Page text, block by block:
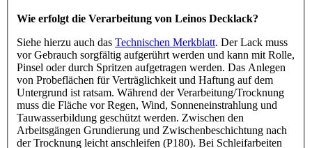
Wie erfolgt die Verarbeitung von Leinos Decklack?
Siehe hierzu auch das Technischen Merkblatt. Der Lack muss
vor Gebrauch sorgfältig aufgerührt werden und kann mit Rolle,
Pinsel oder durch Spritzen aufgetragen werden. Das Anlegen
von Probeflächen für Verträglichkeit und Haftung auf dem
Untergrund ist ratsam. Während der Verarbeitung/Trocknung
muss die Fläche vor Regen, Wind, Sonneneinstrahlung und
Tauwasserbildung geschützt werden. Zwischen den
Arbeitsgängen Grundierung und Zwischenbeschichtung nach
der Trocknung leicht anschleifen (P180). Bei Schleifarbeiten